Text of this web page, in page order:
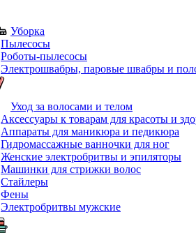
Уборка
Пылесосы
Роботы-пылесосы
Электрошвабры, паровые швабры и
Уход за волосами и телом
Аксессуары к товарам для красоты и
Аппараты для маникюра и педикюра
Гидромассажные ванночки для ног
Женские электробритвы и эпиляторы
Машинки для стрижки волос
Стайлеры
Фены
Электробритвы мужские